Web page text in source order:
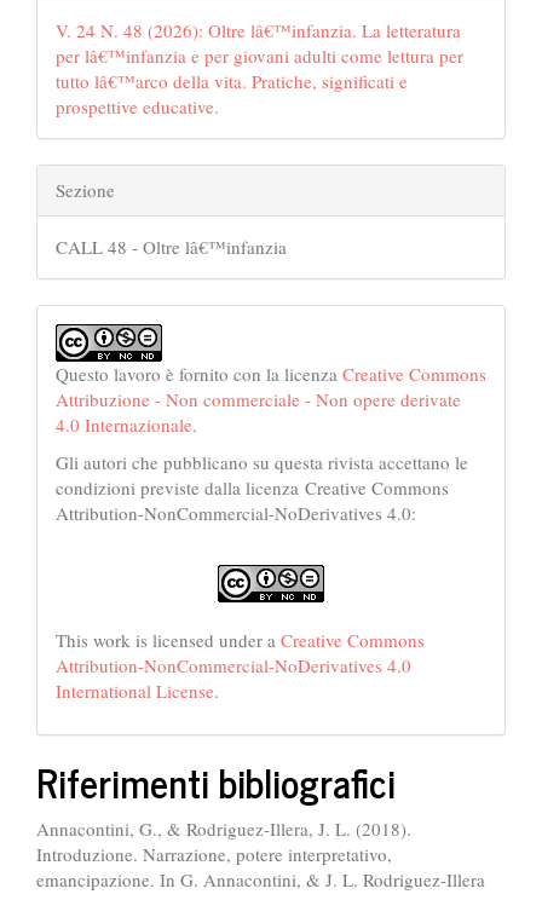
V. 24 N. 48 (2026): Oltre lâ€™infanzia. La letteratura
per lâ€™infanzia e per giovani adulti come lettura per
tutto lâ€™arco della vita. Pratiche, significati e
prospettive educative.
Sezione
CALL 48 - Oltre lâ€™infanzia
Questo lavoro è fornito con la licenza Creative Commons
Attribuzione - Non commerciale - Non opere derivate
4.0 Internazionale.
Gli autori che pubblicano su questa rivista accettano le
condizioni previste dalla licenza Creative Commons
Attribution-NonCommercial-NoDerivatives 4.0:
This work is licensed under a Creative Commons
Attribution-NonCommercial-NoDerivatives 4.0
International License.
Riferimenti bibliografici
Annacontini, G., & Rodriguez-Illera, J. L. (2018).
Introduzione. Narrazione, potere interpretativo,
emancipazione. In G. Annacontini, & J. L. Rodriguez-Illera